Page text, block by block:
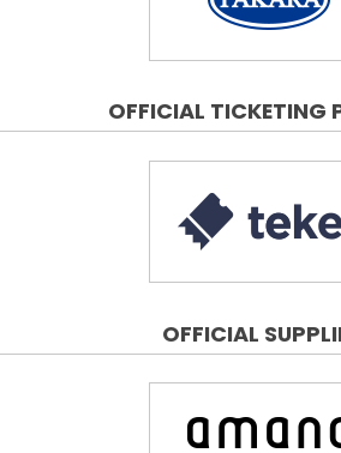
OFFICIAL TICKETING
OFFICIAL